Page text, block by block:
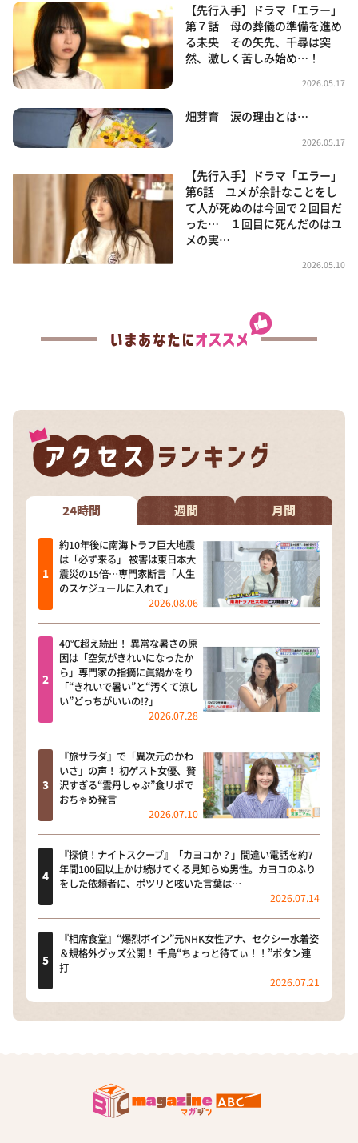
【先行入手】ドラマ「エラー」
第７話 母の葬儀の準備を進め
る未央 その矢先、千尋は突
然、激しく苦しみ始め…！
2026.05.17
畑芽育 涙の理由とは…
2026.05.17
【先行入手】ドラマ「エラー」
第6話 ユメが余計なことをし
て人が死ぬのは今回で２回目だ
った… １回目に死んだのはユ
メの実…
2026.05.10
24時間 週間 月間
約10年後に南海トラフ巨大地震
は「必ず来る」 被害は東日本大
震災の15倍…専門家断言「人生
のスケジュールに入れて」
2026.08.06
40℃超え続出！ 異常な暑さの原
因は「空気がきれいになったか
ら」専門家の指摘に眞鍋かをり
「“きれいで暑い”と“汚くて涼し
い”どっちがいいの!?」
2026.07.28
『旅サラダ』で「異次元のかわ
いさ」の声！ 初ゲスト女優、贅
沢すぎる“雲丹しゃぶ”食リポで
おちゃめ発言
2026.07.10
『探偵！ナイトスクープ』「カヨコか？」間違い電話を約7
年間100回以上かけ続けてくる見知らぬ男性。カヨコのふり
をした依頼者に、ポツリと呟いた言葉は…
2026.07.14
『相席食堂』“爆烈ボイン”元NHK女性アナ、セクシー水着姿
＆規格外グッズ公開！ 千鳥“ちょっと待てぃ！！”ボタン連
打
2026.07.21